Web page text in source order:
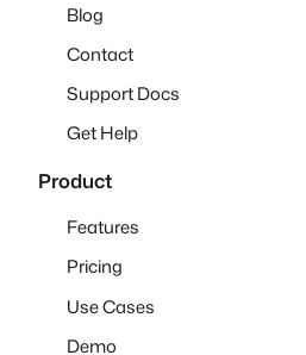
Blog
Contact
Support Docs
Get Help
Product
Features
Pricing
Use Cases
Demo